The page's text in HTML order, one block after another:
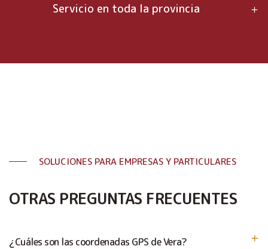
Servicio en toda la provincia
SOLUCIONES PARA EMPRESAS Y PARTICULARES
OTRAS PREGUNTAS FRECUENTES
¿Cuáles son las coordenadas GPS de Vera?